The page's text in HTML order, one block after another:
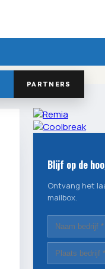
PARTNERS
Blijf op de
Ontvang het
mailbox.